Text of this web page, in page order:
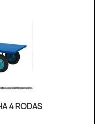
4 RODAS